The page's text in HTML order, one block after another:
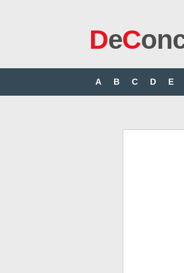
DeC
A B C D E